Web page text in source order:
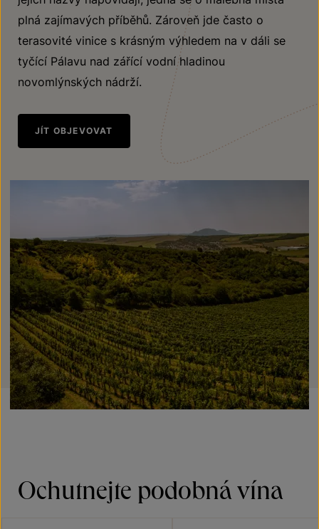
plná zajímavých příběhů. Zároveň jde často o
terasovité vinice s krásným výhledem na v dáli se
tyčící Pálavu nad zářící vodní hladinou
novomlýnských nádrží.
JÍT OBJEVOVAT
Ochutnejte podobná vína